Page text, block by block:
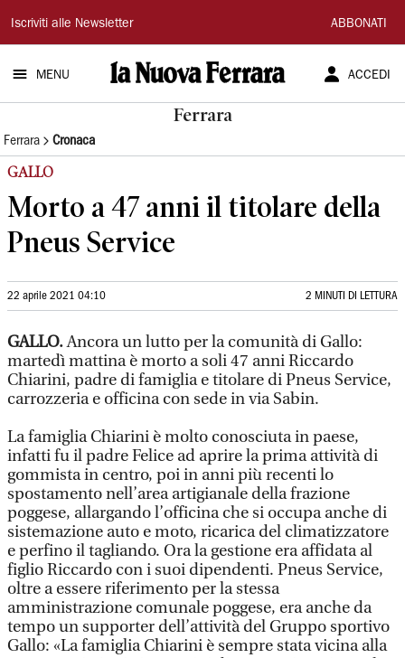
La
Nuova
Ferrara
Iscriviti alle Newsletter ABBONATI
MENU ACCEDI
Ferrara
Ferrara Cronaca
GALLO
Morto a 47 anni il titolare della
Pneus Service
22 aprile 2021 04:10 2 MINUTI DI LETTURA
GALLO.Ancora un lutto per la comunità di Gallo:
martedì mattina è morto a soli 47 anni Riccardo
Chiarini, padre di famiglia e titolare di Pneus Service,
carrozzeria e officina con sede in via Sabin.
La famiglia Chiarini è molto conosciuta in paese,
infatti fu il padre Felice ad aprire la prima attività di
gommista in centro, poi in anni più recenti lo
spostamento nell’area artigianale della frazione
poggese, allargando l’officina che si occupa anche di
sistemazione auto e moto, ricarica del climatizzatore
e perfino il tagliando. Ora la gestione era affidata al
figlio Riccardo con i suoi dipendenti. Pneus Service,
oltre a essere riferimento per la stessa
amministrazione comunale poggese, era anche da
tempo un supporter dell’attività del Gruppo sportivo
Gallo: «La famiglia Chiarini è sempre stata vicina alla